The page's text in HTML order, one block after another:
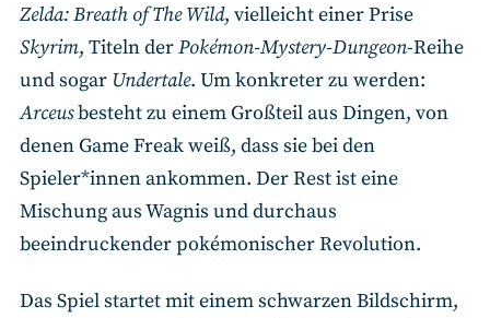
Zelda: Breath of The Wild, vielleicht einer Prise
Skyrim, Titeln derPokémon-Mystery-Dungeon-Reihe
und sogar Undertale. Um konkreter zu werden:
Arceusbesteht zu einem Großteil aus Dingen, von
denen Game Freak weiß, dass sie bei den
Spieler*innen ankommen. Der Rest ist eine
Mischung aus Wagnis und durchaus
beeindruckender pokémonischer Revolution.
Das Spiel startet mit einem schwarzen Bildschirm,